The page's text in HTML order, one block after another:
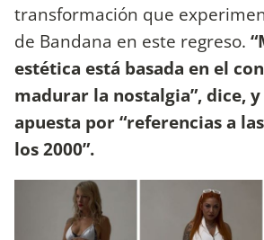
transformación que
de Bandana en este regreso.
estética está basada en el
madurar la nostalgia”, dice,
apuesta por “referencias a
los 2000”.